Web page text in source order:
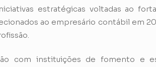
estratégicas voltadas ao
ao empresário contábil em
com instituições de fomento e